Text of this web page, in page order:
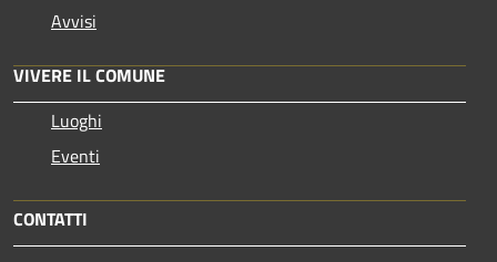
Avvisi
VIVERE IL COMUNE
Luoghi
Eventi
CONTATTI